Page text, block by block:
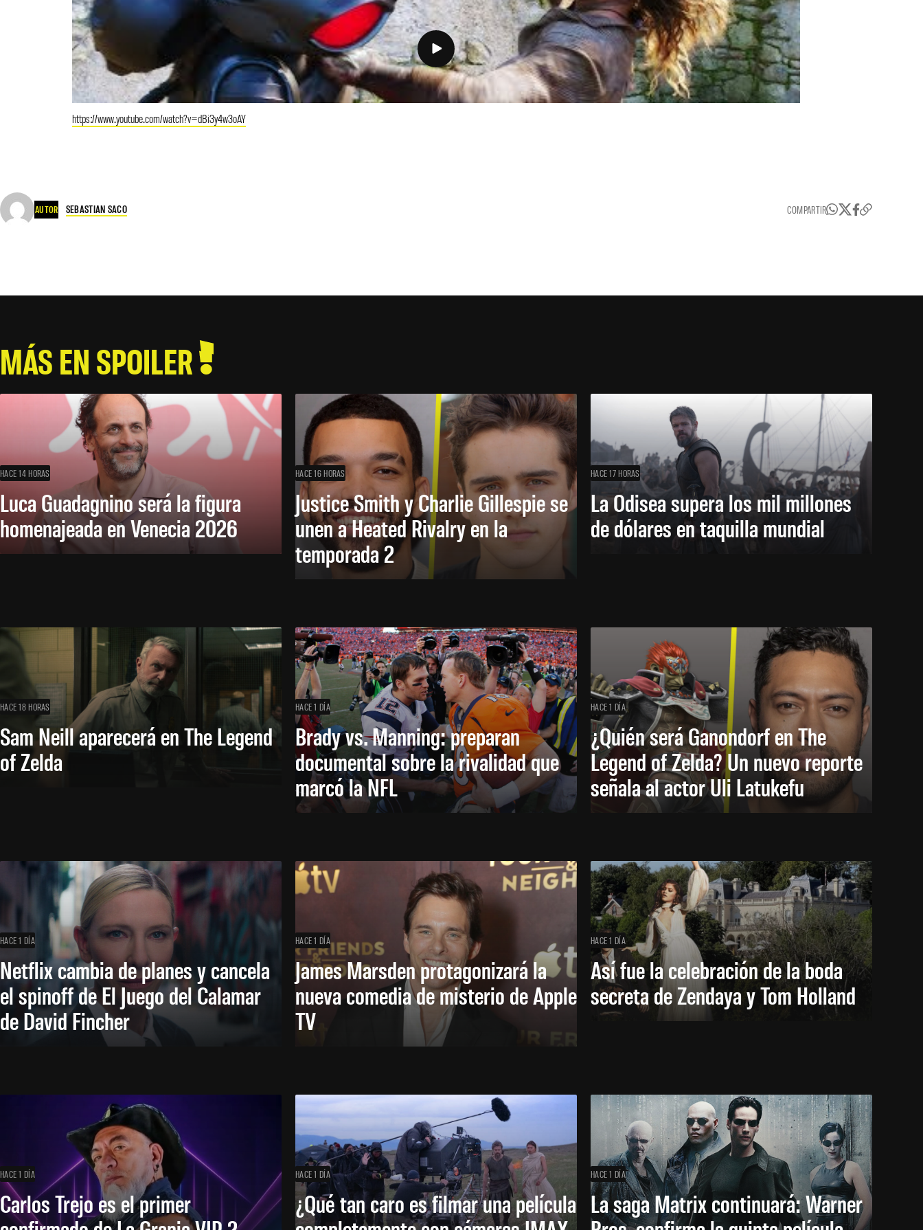
https://www.youtube.com/watch?v=dBi3y4w3oAY
AUTOR SEBASTIAN SACO COMPARTIR
MÁS EN SPOILER
HACE 14 HORAS
Luca Guadagnino será la figura
homenajeada en Venecia 2026
HACE 16 HORAS
Justice Smith y Charlie Gillespie se
unen a Heated Rivalry en la
temporada 2
HACE 17 HORAS
La Odisea supera los mil millones
de dólares en taquilla mundial
HACE 18 HORAS
Sam Neill aparecerá en The Legend
of Zelda
HACE 1 DÍA
Brady vs. Manning: preparan
documental sobre la rivalidad que
marcó la NFL
HACE 1 DÍA
¿Quién será Ganondorf en The
Legend of Zelda? Un nuevo reporte
señala al actor Uli Latukefu
HACE 1 DÍA
Netflix cambia de planes y cancela
el spinoff de El Juego del Calamar
de David Fincher
HACE 1 DÍA
James Marsden protagonizará la
nueva comedia de misterio de Apple
TV
HACE 1 DÍA
Así fue la celebración de la boda
secreta de Zendaya y Tom Holland
HACE 1 DÍA
Carlos Trejo es el primer
HACE 1 DÍA
¿Qué tan caro es filmar una película
HACE 1 DÍA
La saga Matrix continuará: Warner